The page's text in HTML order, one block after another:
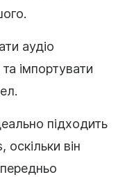
аудіо
імпортувати
підходить
він